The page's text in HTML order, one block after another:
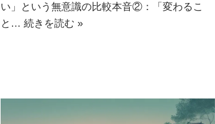
い」という無意識の比較本音②：「変わるこ
と… 続きを読む »